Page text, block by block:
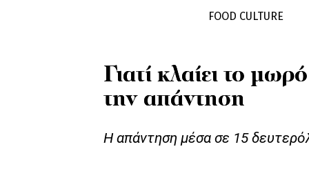
FOOD CULTURE
Γιατί κλαίει το
την απάντηση
Η απάντηση μέσα σε 15